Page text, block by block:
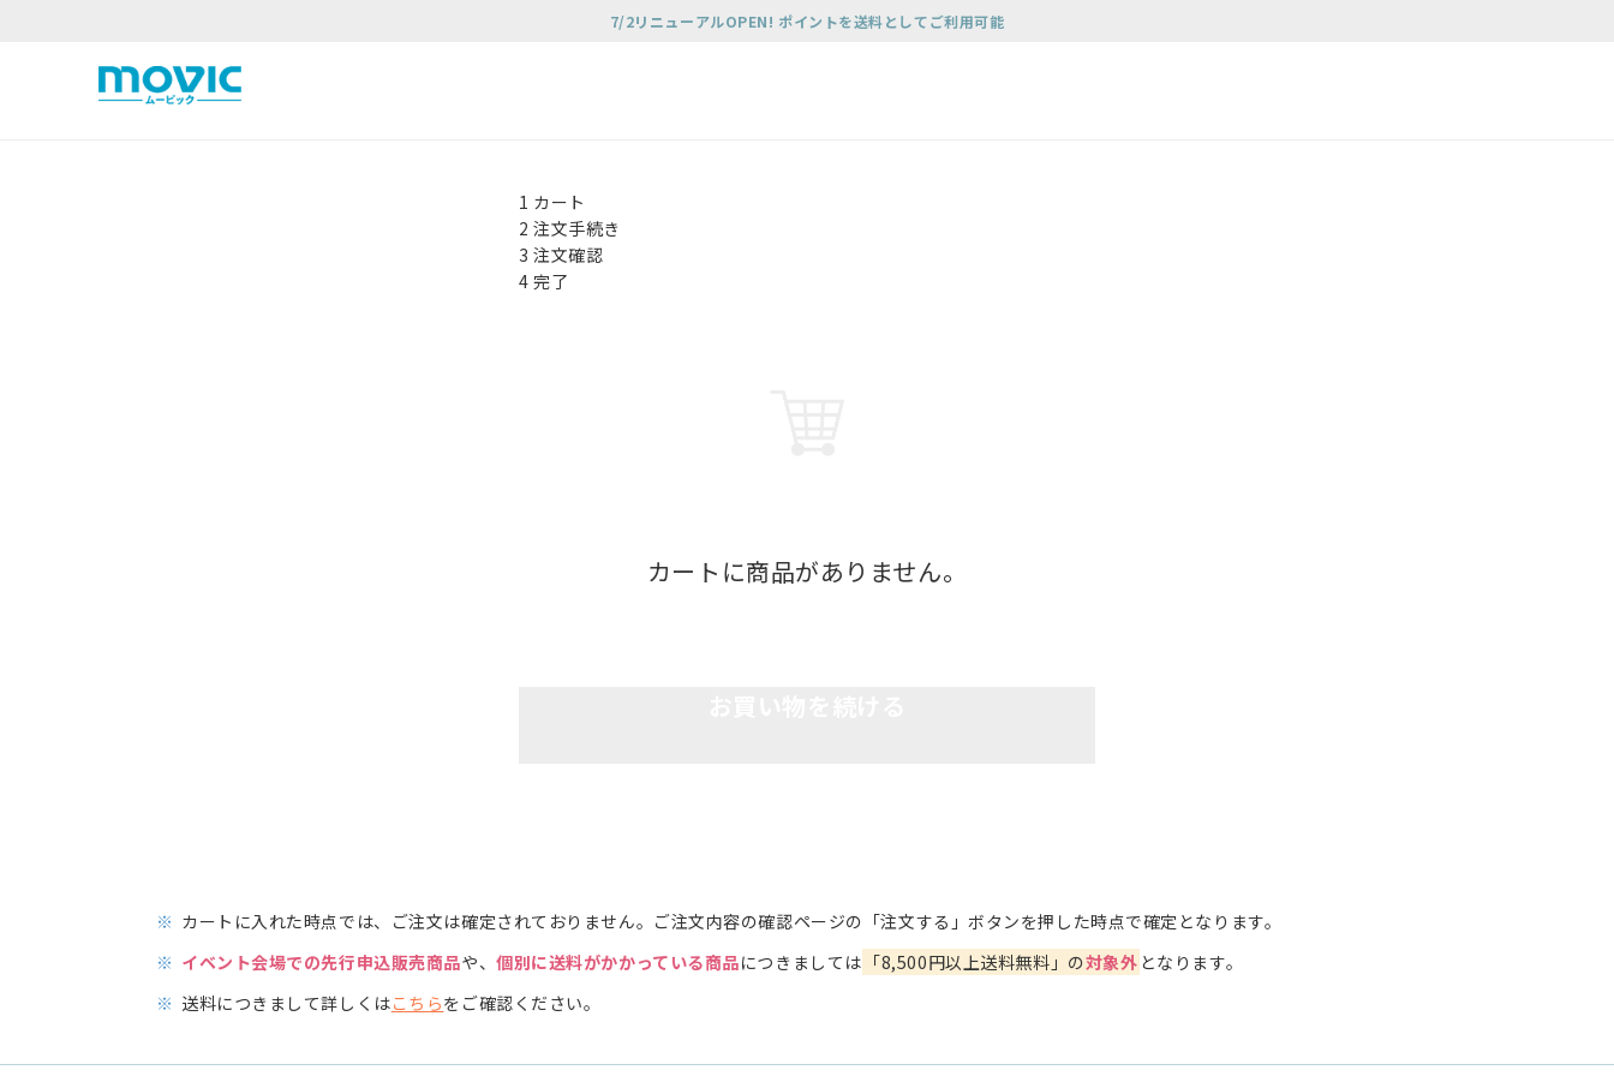
7/2リニューアルOPEN! ポイントを送料としてご利用可能
1 カート
2 注文手続き
3 注文確認
4 完了
カートに商品がありません。
※ カートに入れた時点では、ご注文は確定されておりません。ご注文内容の確認ページの「注文する」ボタンを押した時点で確定となります。
※ イベント会場での先行申込販売商品や、個別に送料がかかっている商品につきましては 「8,500円以上送料無料」の対象外 となります。
※ 送料につきまして詳しくはこちらをご確認ください。